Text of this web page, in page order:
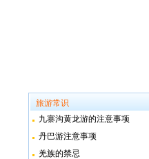
旅游常识
九寨沟黄龙游的注意事项
丹巴游注意事项
羌族的禁忌